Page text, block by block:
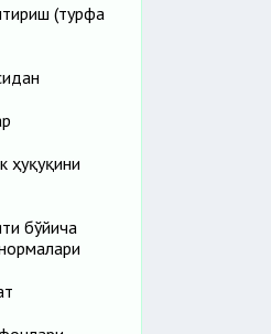
(турфа
ҳуқуқини
бўйича